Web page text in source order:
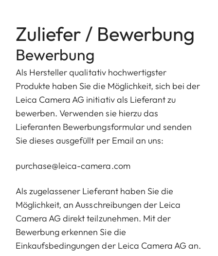
Zuliefer / Bewerbung
Bewerbung
Als Hersteller qualitativ hochwertigster
Produkte haben Sie die Möglichkeit, sich bei der
Leica Camera AG initiativ als Lieferant zu
bewerben. Verwenden sie hierzu das
Lieferanten Bewerbungsformular und senden
Sie dieses ausgefüllt per Email an uns:
purchase@leica-camera.com
Als zugelassener Lieferant haben Sie die
Möglichkeit, an Ausschreibungen der Leica
Camera AG direkt teilzunehmen. Mit der
Bewerbung erkennen Sie die
Einkaufsbedingungen der Leica Camera AG an.